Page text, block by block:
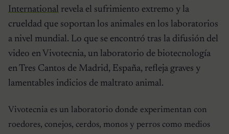
International revela el sufrimiento extremo y la
crueldad que soportan los animales en los laboratorios
a nivel mundial. Lo que se encontró tras la difusión del
video en Vivotecnia, un laboratorio de biotecnología
en Tres Cantos de Madrid, España, refleja graves y
lamentables indicios de maltrato animal.
Vivotecnia es un laboratorio donde experimentan con
roedores, conejos, cerdos, monos y perros como medios